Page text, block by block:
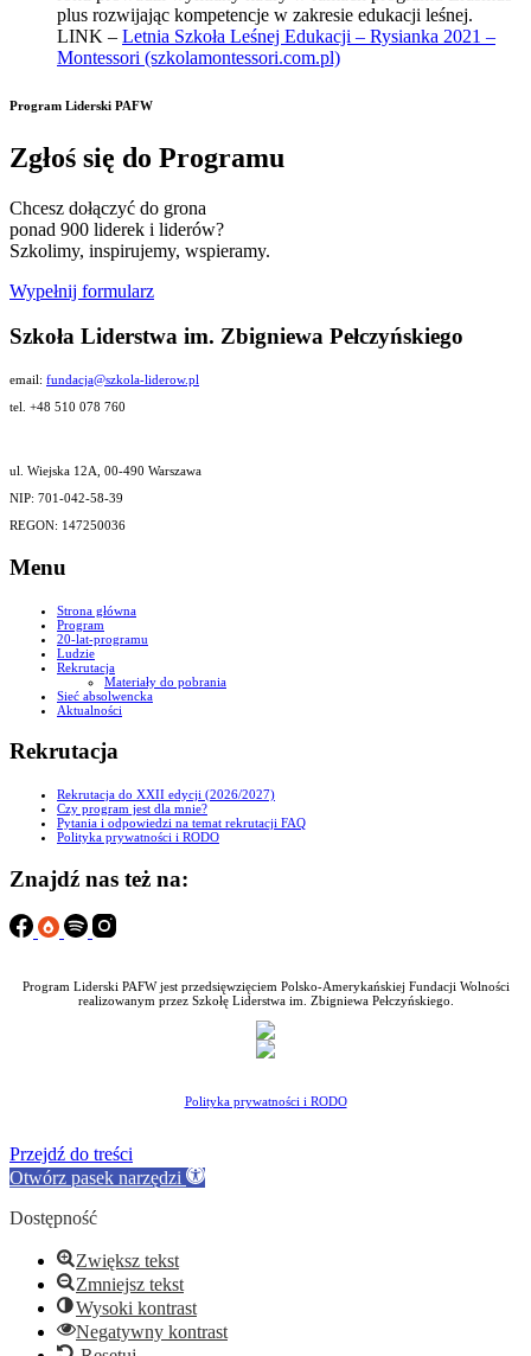
plus rozwijając kompetencje w zakresie edukacji leśnej.
LINK – Letnia Szkoła Leśnej Edukacji – Rysianka 2021 –
Montessori (szkolamontessori.com.pl)
Program Liderski PAFW
Zgłoś się do Programu
Chcesz dołączyć do grona
ponad 900 liderek i liderów?
Szkolimy, inspirujemy, wspieramy.
Wypełnij formularz
Szkoła Liderstwa im. Zbigniewa Pełczyńskiego
email: fundacja@szkola-liderow.pl
tel. +48 510 078 760
ul. Wiejska 12A, 00-490 Warszawa
NIP: 701-042-58-39
REGON: 147250036
Menu
Strona główna
Program
20-lat-programu
Ludzie
Rekrutacja
Materiały do pobrania
Sieć absolwencka
Aktualności
Rekrutacja
Rekrutacja do XXII edycji (2026/2027)
Czy program jest dla mnie?
Pytania i odpowiedzi na temat rekrutacji FAQ
Polityka prywatności i RODO
Znajdź nas też na:
Program Liderski PAFW jest przedsięwzięciem Polsko-Amerykańskiej Fundacji Wolności
realizowanym przez Szkołę Liderstwa im. Zbigniewa Pełczyńskiego.
Polityka prywatności i RODO
Przejdź do treści
Otwórz pasek narzędzi
Dostępność
Zwiększ tekst
Zmniejsz tekst
Wysoki kontrast
Negatywny kontrast